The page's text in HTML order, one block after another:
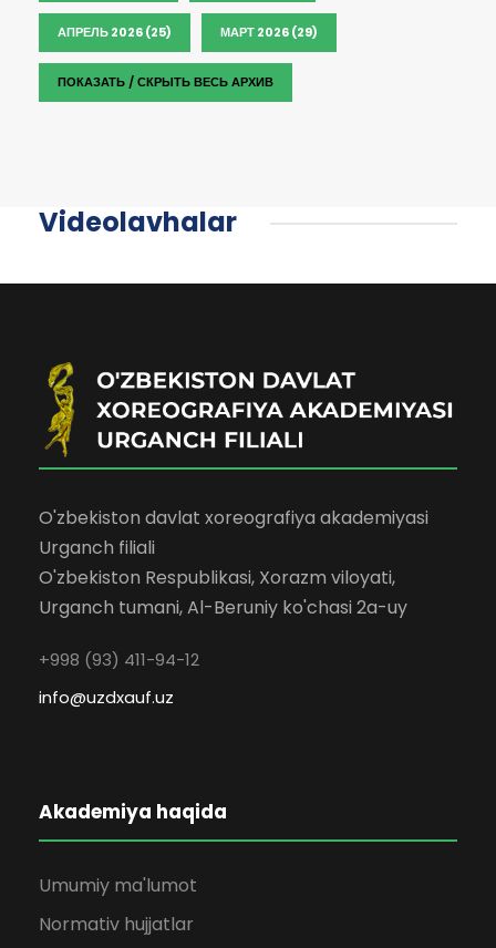
АПРЕЛЬ 2026 (25) МАРТ 2026 (29)
ПОКАЗАТЬ / СКРЫТЬ ВЕСЬ АРХИВ
Videolavhalar
O'zbekiston davlat xoreografiya akademiyasi
Urganch filiali
O'zbekiston Respublikasi, Xorazm viloyati,
Urganch tumani, Al-Beruniy ko'chasi 2a-uy
+998 (93) 411-94-12
info@uzdxauf.uz
Akademiya haqida
Umumiy ma'lumot
Normativ hujjatlar